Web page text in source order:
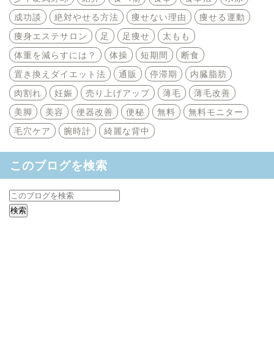
成功談
絶対やせる方法 痩せない理由
痩せる運動
痩身エステサロン
足 足痩せ
太もも
体重を減らすには？
体操 短期間
断食
置き換えダイエット法
通販 停滞期
内臓脂肪
肉割れ
妊娠 売り上げアップ 薄毛
薄毛改善
美脚
美容 便器改善 便秘 無料
無料モニター
毛穴ケア
腕時計 綺麗な背中
このブログを検索